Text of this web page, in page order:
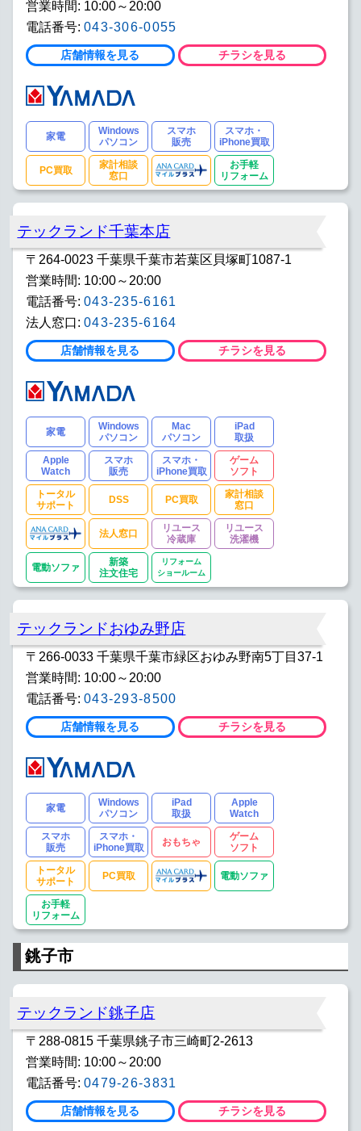
営業時間: 10:00～20:00
電話番号: 043-306-0055
店舗情報を見る チラシを見る
家電
Windows
パソコン
スマホ
販売
スマホ・
iPhone買取
PC買取
家計相談
窓口
お手軽
リフォーム
テックランド千葉本店
〒264-0023 千葉県千葉市若葉区貝塚町1087-1
営業時間: 10:00～20:00
電話番号: 043-235-6161
法人窓口: 043-235-6164
店舗情報を見る チラシを見る
家電
Windows
パソコン
Mac
パソコン
iPad
取扱
Apple
Watch
スマホ
販売
スマホ・
iPhone買取
ゲーム
ソフト
トータル
サポート
DSS PC買取
家計相談
窓口
法人窓口
リユース
冷蔵庫
リユース
洗濯機
電動ソファ
新築
注文住宅
リフォーム
ショールーム
テックランドおゆみ野店
〒266-0033 千葉県千葉市緑区おゆみ野南5丁目37-1
営業時間: 10:00～20:00
電話番号: 043-293-8500
店舗情報を見る チラシを見る
家電
Windows
パソコン
iPad
取扱
Apple
Watch
スマホ
販売
スマホ・
iPhone買取
おもちゃ
ゲーム
ソフト
トータル
サポート
PC買取 電動ソファ
お手軽
リフォーム
銚子市
テックランド銚子店
〒288-0815 千葉県銚子市三崎町2-2613
営業時間: 10:00～20:00
電話番号: 0479-26-3831
店舗情報を見る チラシを見る